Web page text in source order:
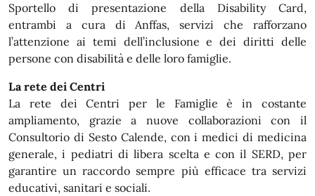
Sportello di presentazione della Disability Card,
entrambi a cura di Anffas, servizi che rafforzano
l’attenzione ai temi dell’inclusione e dei diritti delle
persone con disabilità e delle loro famiglie.
La rete dei Centri
La rete dei Centri per le Famiglie è in costante
ampliamento, grazie a nuove collaborazioni con il
Consultorio di Sesto Calende, con i medici di medicina
generale, i pediatri di libera scelta e con il SERD, per
garantire un raccordo sempre più efficace tra servizi
educativi, sanitari e sociali.